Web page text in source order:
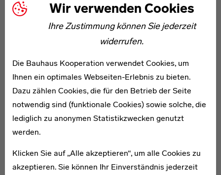
Wir verwenden Cookies
Ihre Zustimmung können Sie jederzeit
widerrufen.
Die Bauhaus Kooperation verwendet Cookies, um
Ihnen ein optimales Webseiten-Erlebnis zu bieten.
Dazu zählen Cookies, die für den Betrieb der Seite
notwendig sind (funktionale Cookies) sowie solche, die
lediglich zu anonymen Statistikzwecken genutzt
werden.
Klicken Sie auf „Alle akzeptieren“, um alle Cookies zu
akzeptieren. Sie können Ihr Einverständnis jederzeit
Max Geupel
* 1906
Elenor Hirschfeld
1895–1953